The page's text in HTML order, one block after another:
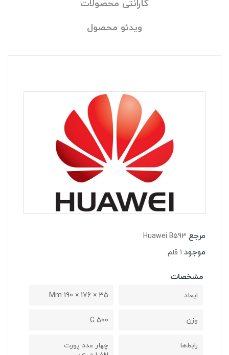
ویدئو محصول
مرجع Huawei B593
موجود 1 قلم
مشخصات
ابعاد
35 × 176 × 190 Mm
وزن
500 G
رابط‌ها
چهار عدد پورت